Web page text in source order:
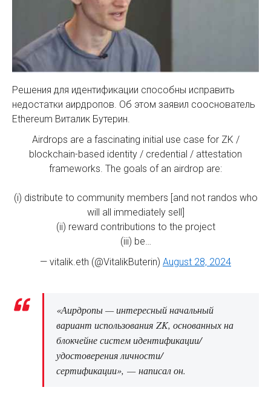
Решения для идентификации способны исправить
недостатки аирдропов. Об этом заявил сооснователь
Ethereum Виталик Бутерин.
Airdrops are a fascinating initial use case for ZK /
blockchain-based identity / credential / attestation
frameworks. The goals of an airdrop are:
(i) distribute to community members [and not randos who
will all immediately sell]
(ii) reward contributions to the project
(iii) be…
— vitalik.eth (@VitalikButerin) August 28, 2024
«Аирдропы — интересный начальный
вариант использования ZK, основанных на
блокчейне систем идентификации/
удостоверения личности/
сертификации», — написал он.